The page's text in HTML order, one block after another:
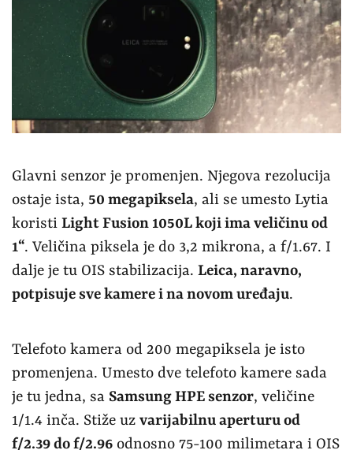
Glavni senzor je promenjen. Njegova rezolucija
ostaje ista, 50 megapiksela, ali se umesto Lytia
koristi Light Fusion 1050L koji ima veličinu od
1“. Veličina piksela je do 3,2 mikrona, a f/1.67. I
dalje je tu OIS stabilizacija. Leica, naravno,
potpisuje sve kamere i na novom uređaju.
Telefoto kamera od 200 megapiksela je isto
promenjena. Umesto dve telefoto kamere sada
je tu jedna, sa Samsung HPE senzor, veličine
1/1.4 inča. Stiže uz varijabilnu aperturu od
f/2.39 do f/2.96 odnosno 75-100 milimetara i OIS